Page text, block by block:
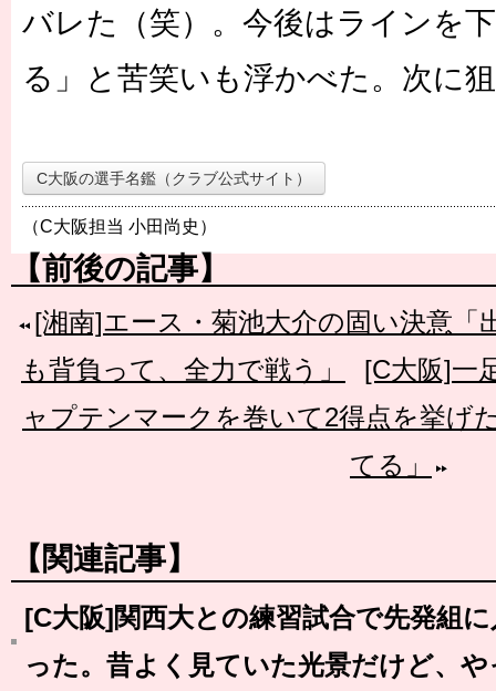
バレた（笑）。今後はラインを
る」と苦笑いも浮かべた。次に
C大阪の選手名鑑（クラブ公式サイト）
（C大阪担当 小田尚史）
【前後の記事】
[湘南]エース・菊池大介の固い決意「
も背負って、全力で戦う」
[C大阪]一
ャプテンマークを巻いて2得点を挙げ
てる」
【関連記事】
[C大阪]関西大との練習試合で先発組
った。昔よく見ていた光景だけど、